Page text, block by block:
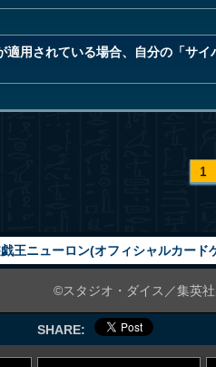
用されている場合、自分の「サ
1
王ニューロン(オフィシャルカード
©スタジオ・ダイス／集英
SHARE: